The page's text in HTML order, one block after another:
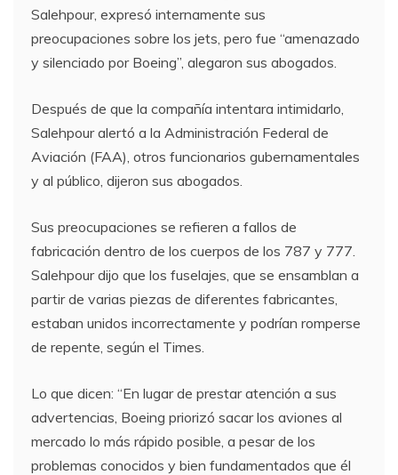
Salehpour, expresó internamente sus
preocupaciones sobre los jets, pero fue “amenazado
y silenciado por Boeing”, alegaron sus abogados.
Después de que la compañía intentara intimidarlo,
Salehpour alertó a la Administración Federal de
Aviación (FAA), otros funcionarios gubernamentales
y al público, dijeron sus abogados.
Sus preocupaciones se refieren a fallos de
fabricación dentro de los cuerpos de los 787 y 777.
Salehpour dijo que los fuselajes, que se ensamblan a
partir de varias piezas de diferentes fabricantes,
estaban unidos incorrectamente y podrían romperse
de repente, según el Times.
Lo que dicen: “En lugar de prestar atención a sus
advertencias, Boeing priorizó sacar los aviones al
mercado lo más rápido posible, a pesar de los
problemas conocidos y bien fundamentados que él